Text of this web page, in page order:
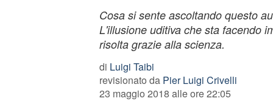
Cosa si sente ascoltando questo
L'illusione uditiva che sta facendo
risolta grazie alla scienza.
di Luigi Taibi
revisionato da Pier Luigi Crivelli
23 maggio 2018 alle ore 22:05